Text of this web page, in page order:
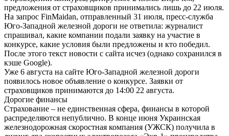
предложения от страховщиков принимались лишь до 22 июля.
На запрос FinMaidan, отправленный 31 июля, пресс-служба
Юго-Западной железной дороги не ответила: журналист
спрашивал, какие компании подали заявку на участие в
конкурсе, какие условия были предложены и кто победил.
После этого текст новости с сайта исчез (однако сохранился в
кэше Google).
Уже 6 августа на сайте Юго-Западной железной дороги
появилось новое объявление о конкурсе. Заявки от
страховщиков принимаются до 14:00 22 августа.
Дорогие финансы
Страхование – не единственная сфера, финансы в которой
распределяются непублично. В конце июня Украинская
железнодорожная скоростная компания (УЖСК) получила в